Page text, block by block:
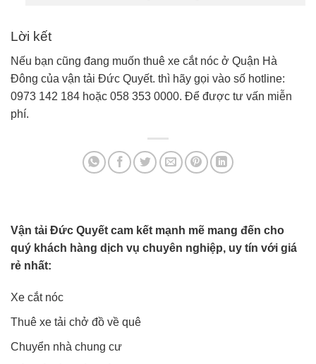
Lời kết
Nếu bạn cũng đang muốn thuê xe cắt nóc ở Quận Hà
Đông của vận tải Đức Quyết. thì hãy gọi vào số hotline:
0973 142 184 hoặc 058 353 0000. Để được tư vấn miễn
phí.
Vận tải Đức Quyết cam kết mạnh mẽ mang đến cho
quý khách hàng dịch vụ chuyên nghiệp, uy tín với giá
rẻ nhất:
Xe cắt nóc
Thuê xe tải chở đồ về quê
Chuyển nhà chung cư